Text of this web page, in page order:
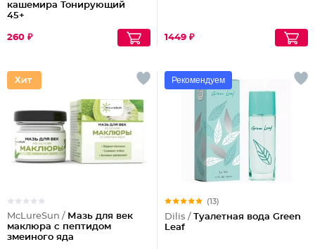
кашемира Тонирующий
45+
260 ₽ 1449 ₽
McLureSun / Мазь для век
маклюра с пептидом
змеиного яда
Рекомендуем
(13)
Dilis / Туалетная вода Green
Leaf